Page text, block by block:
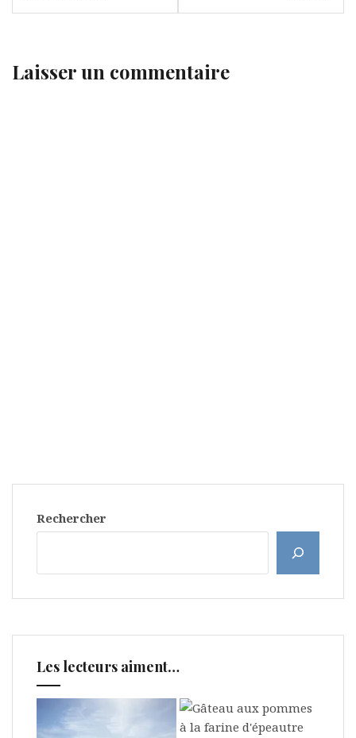
Laisser un commentaire
Rechercher
Les lecteurs aiment…